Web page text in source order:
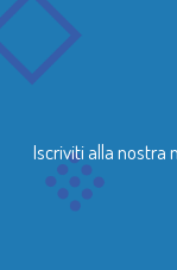
Iscriviti alla nostra